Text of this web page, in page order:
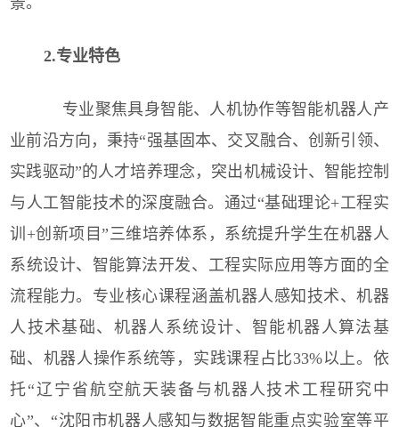
2.专业特色
专业聚焦具身智能、人机协作等智能机器人产
业前沿方向，秉持“强基固本、交叉融合、创新引领、
实践驱动”的人才培养理念，突出机械设计、智能控制
与人工智能技术的深度融合。通过“基础理论+工程实
训+创新项目”三维培养体系，系统提升学生在机器人
系统设计、智能算法开发、工程实际应用等方面的全
流程能力。专业核心课程涵盖机器人感知技术、机器
人技术基础、机器人系统设计、智能机器人算法基
础、机器人操作系统等，实践课程占比33%以上。依
托“辽宁省航空航天装备与机器人技术工程研究中
心”、“沈阳市机器人感知与数据智能重点实验室等平